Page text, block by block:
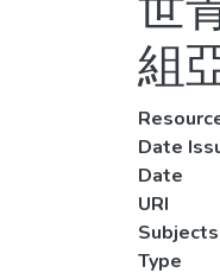
組
Date
Date
URI
Subjects
Type